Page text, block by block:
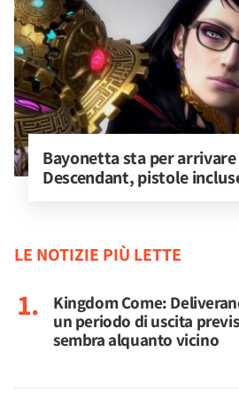
Bayonetta sta per
Descendant, pistole
LE NOTIZIE PIÙ LETTE
Kingdom Come:
un periodo di uscita
sembra alquanto vicino